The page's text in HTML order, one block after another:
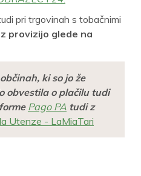
pri trgovinah s tobačnimi
z provizijo glede na
ki so jo že
obvestila o plačilu tudi
Pago PA tudi z
Utenze - LaMiaTari